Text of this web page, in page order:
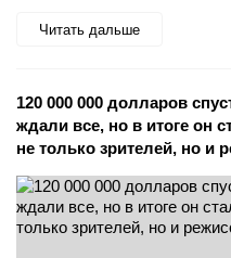
Читать дальше
120 000 000 долларов
ждали все, но в итоге он
не только зрителей, но и